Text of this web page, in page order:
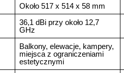
Około 517 x 514 x 58 mm
36,1 dBi przy około 12,7
GHz
Balkony, elewacje, kampery,
miejsca z ograniczeniami
estetycznymi